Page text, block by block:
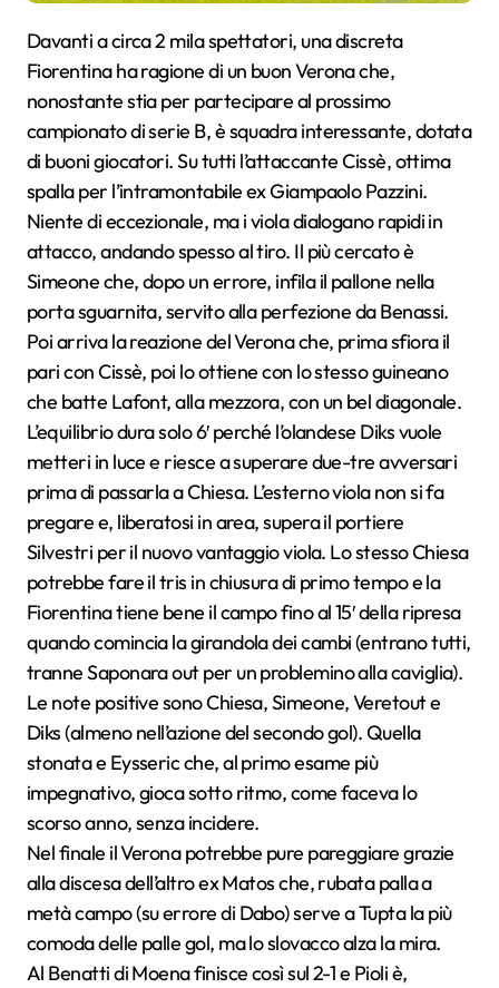
Davanti a circa 2 mila spettatori, una discreta
Fiorentina ha ragione di un buon Verona che,
nonostante stia per partecipare al prossimo
campionato di serie B, è squadra interessante, dotata
di buoni giocatori. Su tutti l’attaccante Cissè, ottima
spalla per l’intramontabile ex Giampaolo Pazzini.
Niente di eccezionale, ma i viola dialogano rapidi in
attacco, andando spesso al tiro. Il più cercato è
Simeone che, dopo un errore, infila il pallone nella
porta sguarnita, servito alla perfezione da Benassi.
Poi arriva la reazione del Verona che, prima sfiora il
pari con Cissè, poi lo ottiene con lo stesso guineano
che batte Lafont, alla mezzora, con un bel diagonale.
L’equilibrio dura solo 6′ perché l’olandese Diks vuole
metteri in luce e riesce a superare due-tre avversari
prima di passarla a Chiesa. L’esterno viola non si fa
pregare e, liberatosi in area, supera il portiere
Silvestri per il nuovo vantaggio viola. Lo stesso Chiesa
potrebbe fare il tris in chiusura di primo tempo e la
Fiorentina tiene bene il campo fino al 15′ della ripresa
quando comincia la girandola dei cambi (entrano tutti,
tranne Saponara out per un problemino alla caviglia).
Le note positive sono Chiesa, Simeone, Veretout e
Diks (almeno nell’azione del secondo gol). Quella
stonata e Eysseric che, al primo esame più
impegnativo, gioca sotto ritmo, come faceva lo
scorso anno, senza incidere.
Nel finale il Verona potrebbe pure pareggiare grazie
alla discesa dell’altro ex Matos che, rubata palla a
metà campo (su errore di Dabo) serve a Tupta la più
comoda delle palle gol, ma lo slovacco alza la mira.
Al Benatti di Moena finisce così sul 2-1 e Pioli è,